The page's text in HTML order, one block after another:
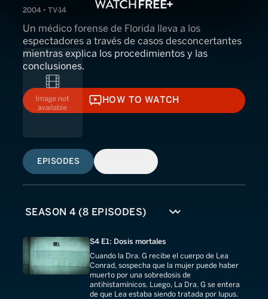
2004 • TV-14
Un médico forense de Florida lleva a los
espectadores a través de casos desconcertantes
mientras explica los procedimientos y las
conclusiones.
HOW TO WATCH
HOW TO WATCH
EPISODES
S4 E1: Dosis mortales
Cuando la Dra. G recibe el cuerpo de Lea
Conrad, sospecha que la mujer puede haber
muerto por una sobredosis de
antihistamínicos. Luego, La Dra. G se entera
de que Lea estaba siendo tratada por lupus.